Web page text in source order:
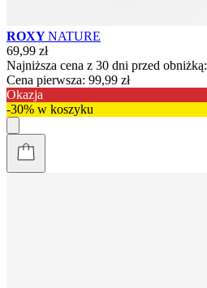
ROXYNATURE
69,99 zł
Najniższa cena z 30 dni przed obniżką:
Cena pierwsza: 99,99 zł
Okazja
-30% w koszyku